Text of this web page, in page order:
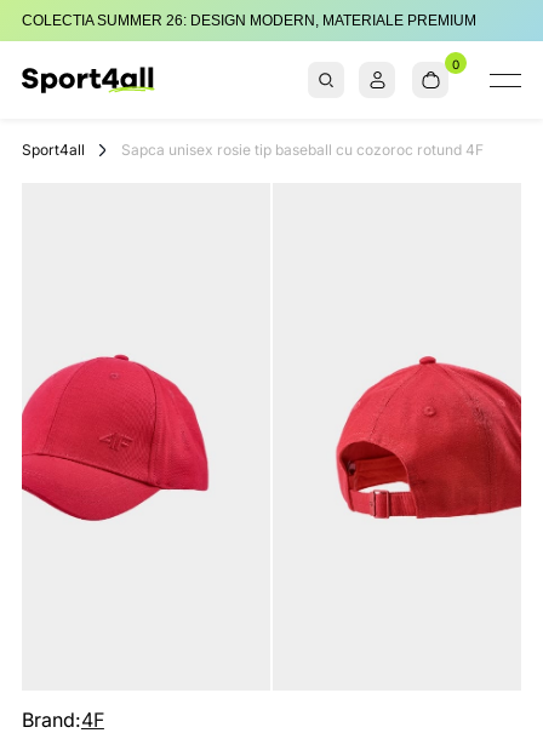
COLECTIA SUMMER 26: DESIGN MODERN, MATERIALE PREMIUM
0
Sport4all Sapca unisex rosie tip baseball cu cozoroc rotund 4F
Brand:4F